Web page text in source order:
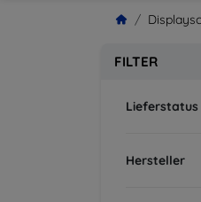
FILTER
Lieferstatus
Hersteller